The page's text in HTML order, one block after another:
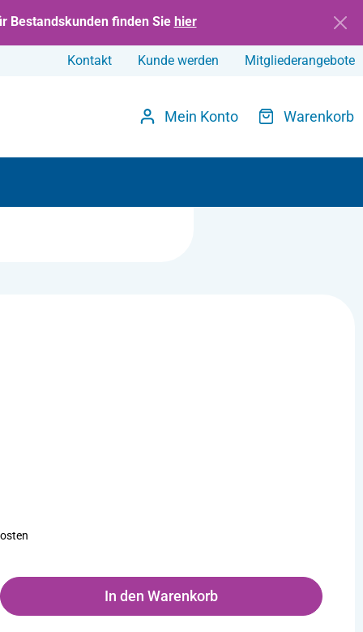
Bestandskunden finden Sie hier
Kontakt Kunde werden Mitgliederangebote
Mein Konto Warenkorb
Wert ein oder benutze die Schaltflächen um die Anzahl zu erhöhen
In den Warenkorb